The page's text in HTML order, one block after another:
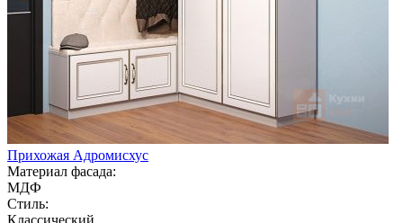
Прихожая Адромисхус
Материал фасада:
МДФ
Стиль:
Классический